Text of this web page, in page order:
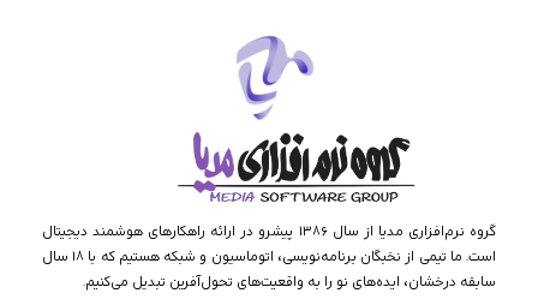
گروه نرم‌افزاری مدیا از سال ۱۳۸۶ پیشرو در ارائه راهکارهای هوشمند دیجیتال
است. ما تیمی از نخبگان برنامه‌نویسی، اتوماسیون و شبکه هستیم که با ۱۸ سال
سابقه درخشان، ایده‌های نو را به واقعیت‌های تحول‌آفرین تبدیل می‌کنیم.